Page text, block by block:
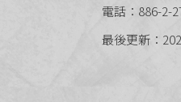
電話：886-2-
最後更新：